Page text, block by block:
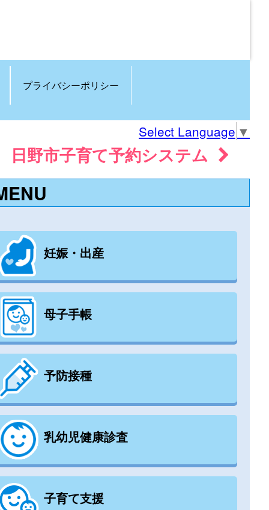
プライバシーポリシー
Select Language ▼
日野市子育て予約システム
妊娠・出産
母子手帳
予防接種
乳幼児健康診査
子育て支援